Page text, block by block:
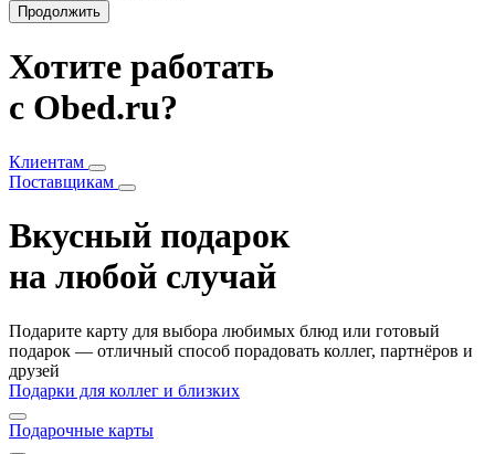
Продолжить
Хотите работать
с Obed.ru?
Клиентам
Поставщикам
Вкусный подарок
на любой случай
Подарите карту для выбора любимых блюд или готовый
подарок — отличный способ порадовать коллег, партнёров и
друзей
Подарки для коллег и близких
Подарочные карты